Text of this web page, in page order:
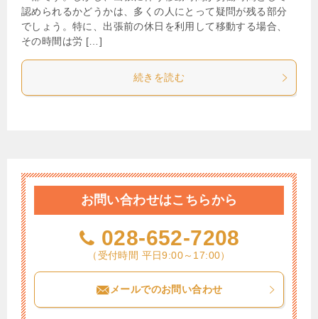
認められるかどうかは、多くの人にとって疑問が残る部分
でしょう。特に、出張前の休日を利用して移動する場合、
その時間は労 […]
続きを読む
お問い合わせはこちらから
028-652-7208
（受付時間 平日9:00～17:00）
メールでのお問い合わせ